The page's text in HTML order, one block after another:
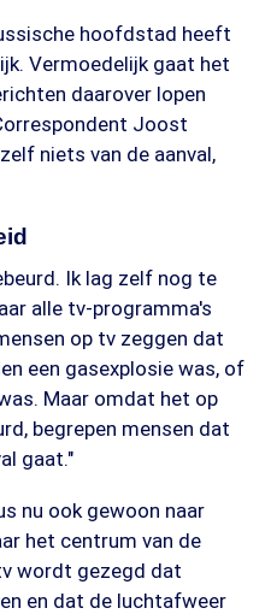
hoofdstad heeft
Vermoedelijk gaat het
daarover lopen
Joost
niets van de aanval,
Ik lag zelf nog te
alle tv-programma's
op tv zeggen dat
een gasexplosie was, of
Maar omdat het op
begrepen mensen dat
gaat."
nu ook gewoon naar
het centrum van de
wordt gezegd dat
en dat de luchtafweer